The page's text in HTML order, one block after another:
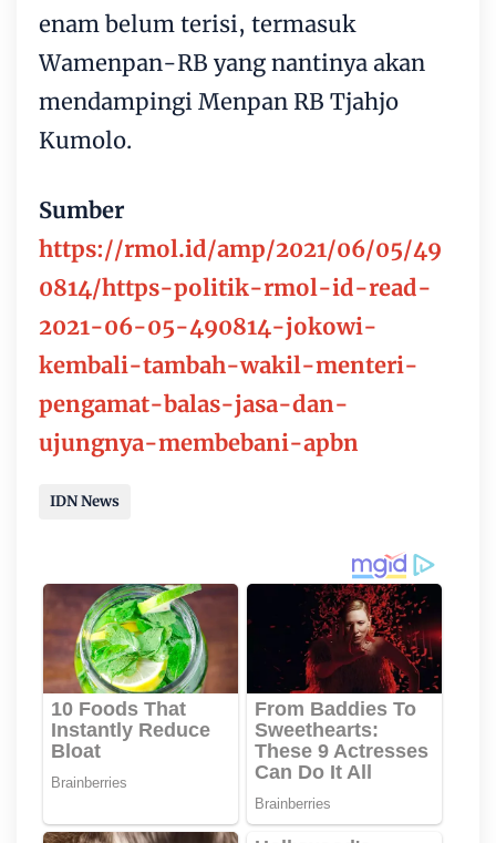
enam belum terisi, termasuk
Wamenpan-RB yang nantinya akan
mendampingi Menpan RB Tjahjo
Kumolo.
Sumber
https://rmol.id/amp/2021/06/05/49
0814/https-politik-rmol-id-read-
2021-06-05-490814-jokowi-
kembali-tambah-wakil-menteri-
pengamat-balas-jasa-dan-
ujungnya-membebani-apbn
IDN News